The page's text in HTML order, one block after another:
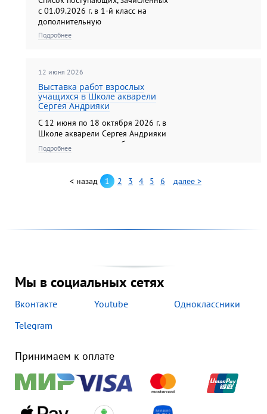
с 01.09.2026 г. в 1-й класс на
дополнительную
предпрофессиональную
программу в области
финансируемые за счет средств
федерального бюджета....
Подробнее
12 июня 2026
Выставка работ взрослых
учащихся в Школе акварели
Сергея Андрияки
С 12 июня по 18 октября 2026 г. в
Школе акварели Сергея Андрияки
проходит выставка работ
взрослых учащихся. В составе
выполненных в технике
классической многослойной
Подробнее
< назад 1 2 3 4 5 6 далее >
Мы в социальных сетях
Вконтакте Youtube
Одноклассники
Telegram
Принимаем к оплате